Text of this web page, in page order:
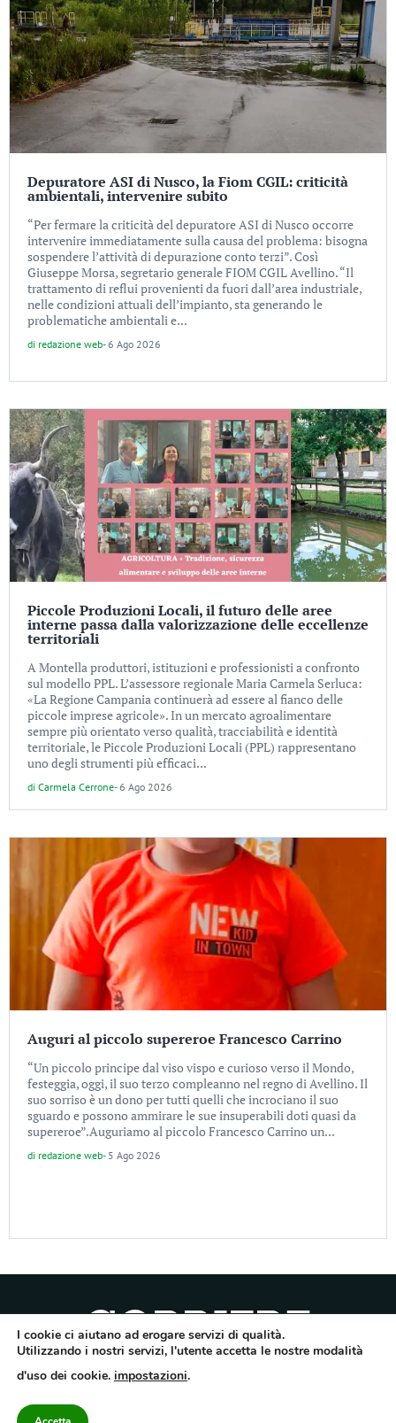
Depuratore ASI di Nusco, la Fiom CGIL: criticità
ambientali, intervenire subito
“Per fermare la criticità del depuratore ASI di Nusco occorre
intervenire immediatamente sulla causa del problema: bisogna
sospendere l’attività di depurazione conto terzi”. Così
Giuseppe Morsa, segretario generale FIOM CGIL Avellino. “Il
trattamento di reflui provenienti da fuori dall’area industriale,
nelle condizioni attuali dell’impianto, sta generando le
problematiche ambientali e...
di redazione web-6 Ago 2026
Piccole Produzioni Locali, il futuro delle aree
interne passa dalla valorizzazione delle eccellenze
territoriali
A Montella produttori, istituzioni e professionisti a confronto
sul modello PPL. L’assessore regionale Maria Carmela Serluca:
«La Regione Campania continuerà ad essere al fianco delle
piccole imprese agricole». In un mercato agroalimentare
sempre più orientato verso qualità, tracciabilità e identità
territoriale, le Piccole Produzioni Locali (PPL) rappresentano
uno degli strumenti più efficaci...
di Carmela Cerrone-6 Ago 2026
Auguri al piccolo supereroe Francesco Carrino
“Un piccolo principe dal viso vispo e curioso verso il Mondo,
festeggia, oggi, il suo terzo compleanno nel regno di Avellino. Il
suo sorriso è un dono per tutti quelli che incrociano il suo
sguardo e possono ammirare le sue insuperabili doti quasi da
supereroe”.Auguriamo al piccolo Francesco Carrino un...
di redazione web- 5 Ago 2026
10/9/2012. Iscritto nel Registro Operatori di Comunicazione al n.7671
Avellino – Cap.Soc. 20.000 € – REA 187346 – PI/CF. Reg. naz. stampa 10218/99
I cookie ci aiutano ad erogare servizi di qualità.
Utilizzando i nostri servizi, l'utente accetta le nostre modalità
d'uso dei cookie. impostazioni.